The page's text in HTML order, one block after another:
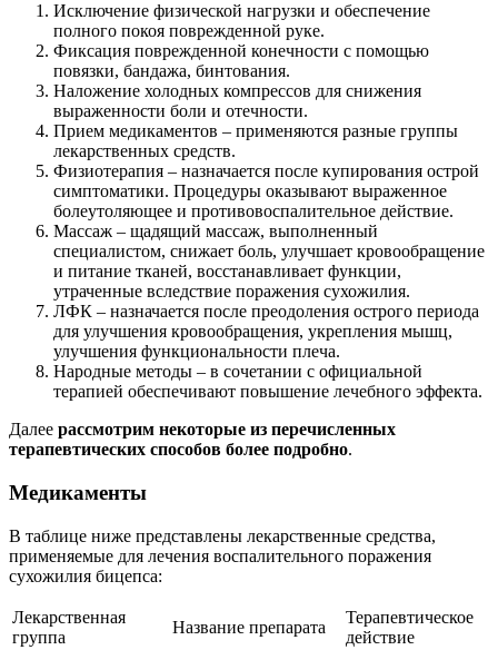
Исключение физической нагрузки и обеспечение
полного покоя поврежденной руке.
Фиксация поврежденной конечности с помощью
повязки, бандажа, бинтования.
Наложение холодных компрессов для снижения
выраженности боли и отечности.
Прием медикаментов – применяются разные группы
лекарственных средств.
Физиотерапия – назначается после купирования острой
симптоматики. Процедуры оказывают выраженное
болеутоляющее и противовоспалительное действие.
Массаж – щадящий массаж, выполненный
специалистом, снижает боль, улучшает кровообращение
и питание тканей, восстанавливает функции,
утраченные вследствие поражения сухожилия.
ЛФК – назначается после преодоления острого периода
для улучшения кровообращения, укрепления мышц,
улучшения функциональности плеча.
Народные методы – в сочетании с официальной
терапией обеспечивают повышение лечебного эффекта.
Далее рассмотрим некоторые из перечисленных
терапевтических способов более подробно.
Медикаменты
В таблице ниже представлены лекарственные средства,
применяемые для лечения воспалительного поражения
сухожилия бицепса:
Лекарственная
группа
Название препарата
Терапевтическое
действие